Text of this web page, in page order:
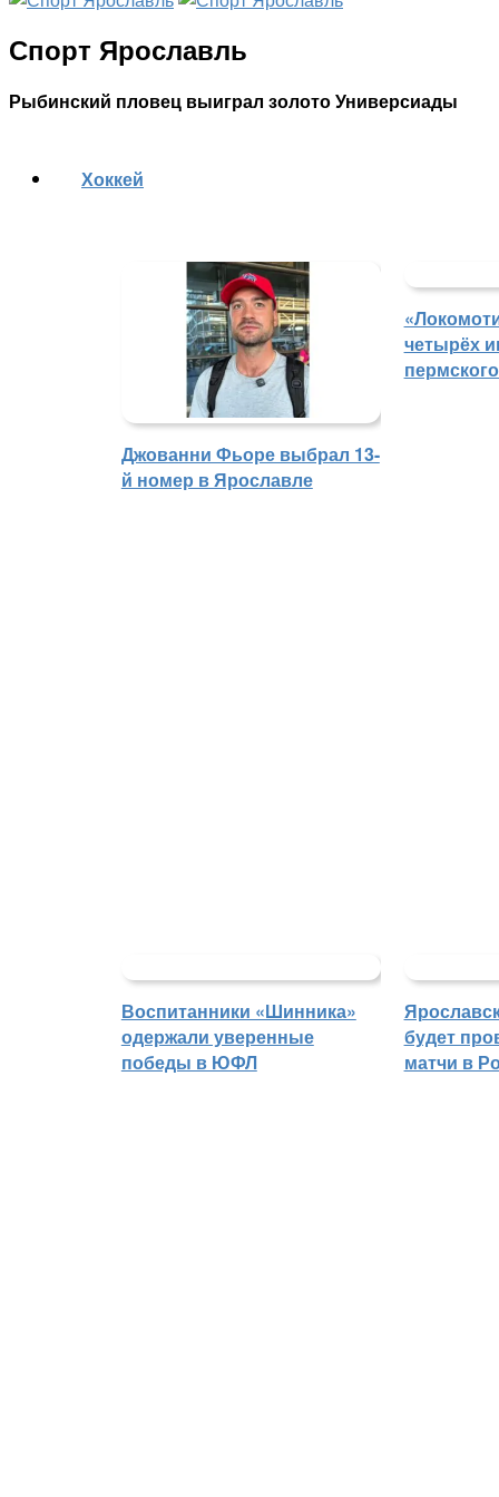
Спорт Ярославль
Рыбинский пловец выиграл золото Универсиады
Хоккей
Джованни Фьоре выбрал 13-
й номер в Ярославле
четырёх
Воспитанники «Шинника»
одержали уверенные
победы в ЮФЛ
будет
матчи в